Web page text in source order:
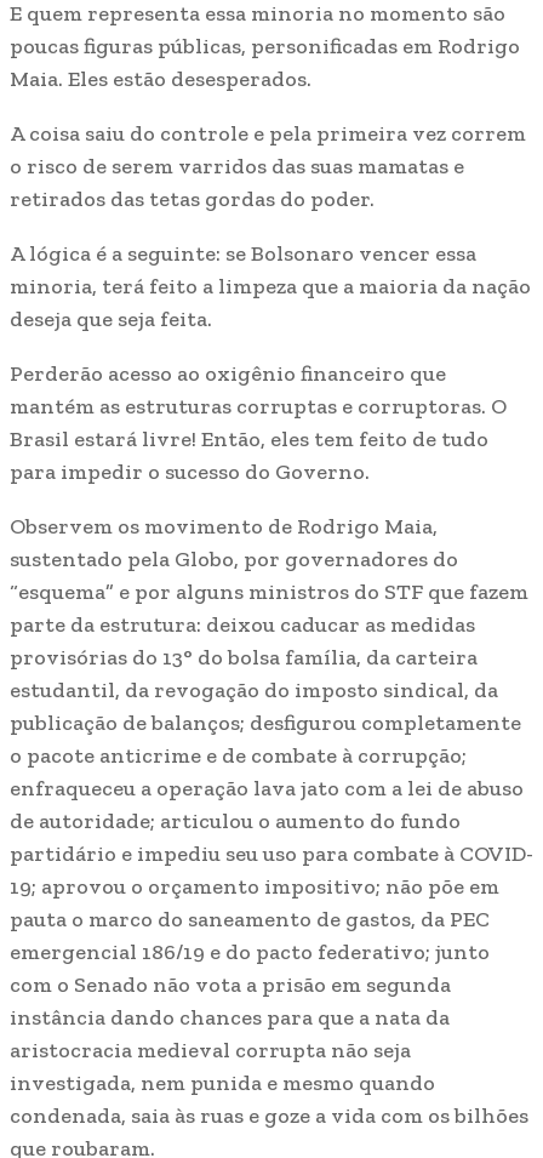
E quem representa essa minoria no momento são
poucas figuras públicas, personificadas em Rodrigo
Maia. Eles estão desesperados.
A coisa saiu do controle e pela primeira vez correm
o risco de serem varridos das suas mamatas e
retirados das tetas gordas do poder.
A lógica é a seguinte: se Bolsonaro vencer essa
minoria, terá feito a limpeza que a maioria da nação
deseja que seja feita.
Perderão acesso ao oxigênio financeiro que
mantém as estruturas corruptas e corruptoras. O
Brasil estará livre! Então, eles tem feito de tudo
para impedir o sucesso do Governo.
Observem os movimento de Rodrigo Maia,
sustentado pela Globo, por governadores do
“esquema” e por alguns ministros do STF que fazem
parte da estrutura: deixou caducar as medidas
provisórias do 13° do bolsa família, da carteira
estudantil, da revogação do imposto sindical, da
publicação de balanços; desfigurou completamente
o pacote anticrime e de combate à corrupção;
enfraqueceu a operação lava jato com a lei de abuso
de autoridade; articulou o aumento do fundo
partidário e impediu seu uso para combate à COVID-
19; aprovou o orçamento impositivo; não põe em
pauta o marco do saneamento de gastos, da PEC
emergencial 186/19 e do pacto federativo; junto
com o Senado não vota a prisão em segunda
instância dando chances para que a nata da
aristocracia medieval corrupta não seja
investigada, nem punida e mesmo quando
condenada, saia às ruas e goze a vida com os bilhões
que roubaram.